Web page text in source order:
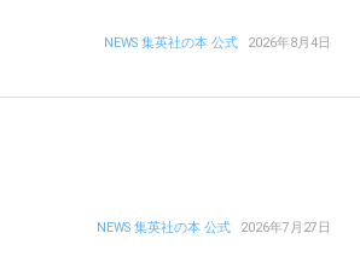
NEWS 集英社の本 公式 2026年8月4日
NEWS 集英社の本 公式 2026年7月27日